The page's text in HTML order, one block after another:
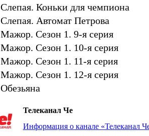
Слепая. Коньки для чемпиона
Слепая. Автомат Петрова
Мажор. Сезон 1. 9-я серия
Мажор. Сезон 1. 10-я серия
Мажор. Сезон 1. 11-я серия
Мажор. Сезон 1. 12-я серия
Обезьяна
Телеканал Че
Информация о канале «Телеканал